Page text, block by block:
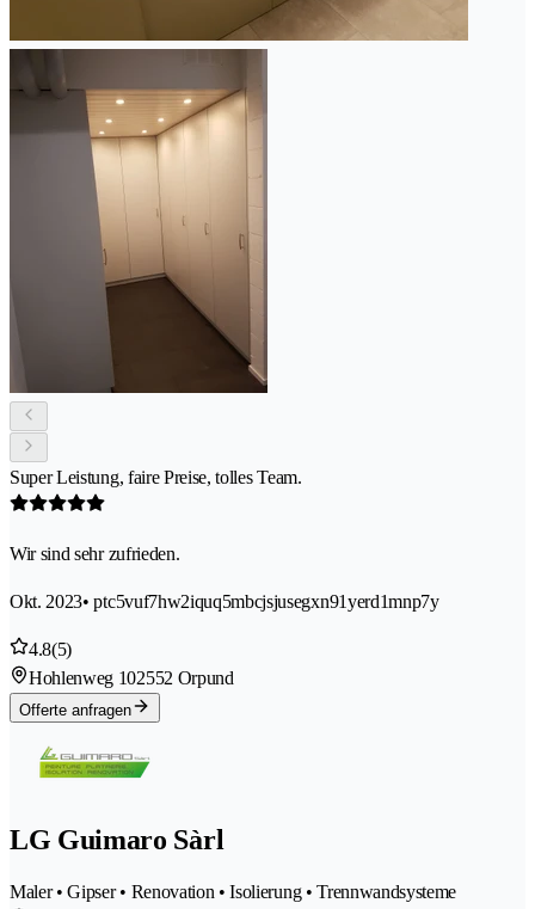
Super Leistung, faire Preise, tolles Team.
Wir sind sehr zufrieden.
Okt. 2023• ptc5vuf7hw2iquq5mbcjsjusegxn91yerd1mnp7y
4.8(5)
Hohlenweg 102552 Orpund
Offerte anfragen
LG Guimaro Sàrl
Maler • Gipser • Renovation • Isolierung • Trennwandsysteme